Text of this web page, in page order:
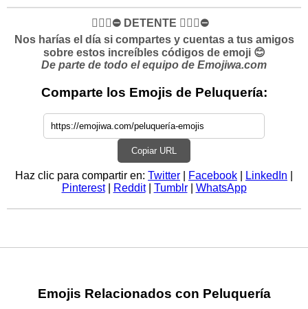
✋🏻🛑⛔️ DETENTE ✋🏻🛑⛔️
Nos harías el día si compartes y cuentas a tus amigos
sobre estos increíbles códigos de emoji 😊
De parte de todo el equipo de Emojiwa.com
Comparte los Emojis de Peluquería:
Copiar URL
Haz clic para compartir en: Twitter Facebook LinkedIn
Pinterest| Reddit| Tumblr| WhatsApp
Emojis Relacionados con Peluquería